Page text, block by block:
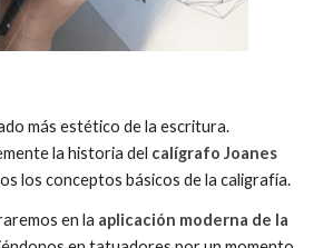
más estético de la escritura.
la historia del calígrafo Joanes
los conceptos básicos de la caligrafía.
en la aplicación moderna de la